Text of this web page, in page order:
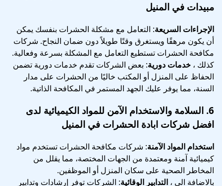
مبيدات في المنيل
الإجراءات السريعة: التعامل مع مشكلة الحشرات بنفسك يمكن
أن يكون مرهقًا ويستغرق وقتًا طويلاً دون ضمان النجاح. شركات
مكافحة الحشرات تستطيع التعامل مع المشكلة بسرعة وفعالية.
كذلك ، خدمات دورية: بعض الشركات تقدم خدمات دورية تضمن
الحفاظ على المنزل أو المكتب خاليًا من الحشرات على مدار
السنة، مما يوفر عليك الجهد المستمر في المكافحة الذاتية.
6. السلامة والاستخدام الآمن للمواد الكيميائية لدى
افضل شركات ابادة الحشرات في المنيل
استخدام المواد الآمنة: شركات مكافحة الحشرات تستخدم مواد
كيميائية آمنة ومعتمدة من الجهات المختصة، مما يقلل من
المخاطر الصحية على سكان المنزل أو الموظفين.
بالاضافة الى ، التدابير الوقائية: الشركات توفر إرشادات وتدابير